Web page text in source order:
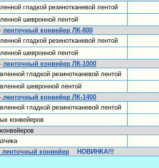
гладкой резинотканевой лентой
шевронной лентой
ленточный конвейер ЛК-800
гладкой резинотканевой лентой
шевронной лентой
ленточный конвейер ЛК-1000
гладкой резинотканевой лентой
шевронной лентой
ленточный конвейер ЛК-1400
гладкой резинотканевой лентой
конвейеров
конвейер НОВИНКА!!!